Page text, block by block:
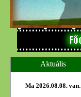
Aktuális
Ma 2026.08.08. van.